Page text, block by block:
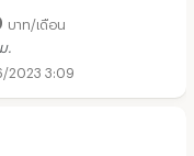
บาท/เดือน
.
2023 3:09